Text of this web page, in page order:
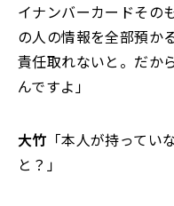
イナンバーカードその
の人の情報を全部預か
責任取れないと。だか
んですよ」
大竹 「本人が持ってい
と？」